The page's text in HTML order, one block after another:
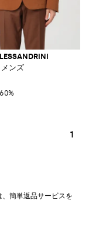
ンズ
1
簡単返品サービスを